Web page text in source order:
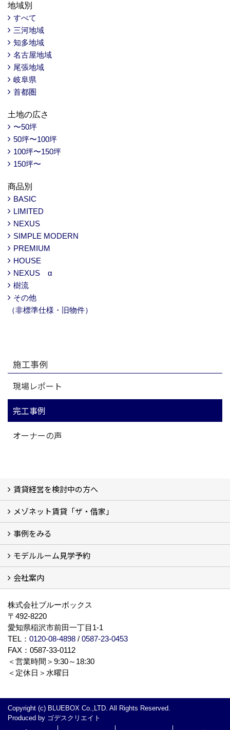
地域別
すべて
三河地域
知多地域
名古屋地域
尾張地域
岐阜県
首都圏
土地の広さ
〜50坪
50坪〜100坪
100坪〜150坪
150坪〜
商品別
BASIC
LIMITED
NEXUS
SIMPLE MODERN
PREMIUM
HOUSE
NEXUS α
樹流
その他
（非標準仕様・旧物件）
施工事例
現場レポート
完工事例
オーナーの声
賃貸経営を検討中の方へ
私たちの考え方
賃貸経営の成功学
様々な無料サービス
相続税とは
よくあるご質問
メゾネット賃貸「ザ・借家」
ザ・借家について詳しく知る (2)
事例をみる
建設中の現場レポート
完成した建物を見てみる
オーナーの声
モデルルーム見学予約
モデルルーム見学予約
会社案内
株式会社ブルーボックス
〒492-8220
愛知県稲沢市前田一丁目1-1
TEL： 0120-08-4898 / 0587-23-0453
FAX：0587-33-0112
＜営業時間＞9:30～18:30
＜定休日＞水曜日
Copyright (c) BLUEBOX Co.,LTD. All Rights Reserved.
Produced by ゴデスクリエイト